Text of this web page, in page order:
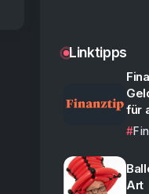
Linktipps
für
Art